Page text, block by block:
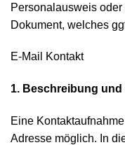
Personalausweis
Dokument, welches
E-Mail Kontakt
1. Beschreibung
Eine
Adresse möglich. In